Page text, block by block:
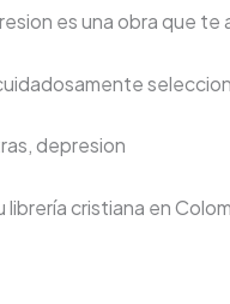
es una obra que
depresion
cristiana en